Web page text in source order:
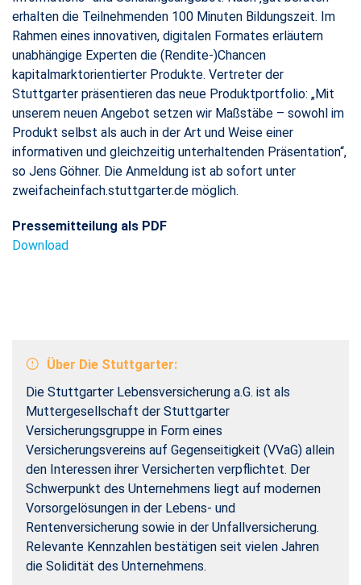
erhalten die Teilnehmenden 100 Minuten Bildungszeit. Im
Rahmen eines innovativen, digitalen Formates erläutern
unabhängige Experten die (Rendite-)Chancen
kapitalmarktorientierter Produkte. Vertreter der
Stuttgarter präsentieren das neue Produktportfolio: „Mit
unserem neuen Angebot setzen wir Maßstäbe – sowohl im
Produkt selbst als auch in der Art und Weise einer
informativen und gleichzeitig unterhaltenden Präsentation“,
so Jens Göhner. Die Anmeldung ist ab sofort unter
zweifacheinfach.stuttgarter.de möglich.
Pressemitteilung als PDF
Download
Über Die Stuttgarter:
Die Stuttgarter Lebensversicherung a.G. ist als
Muttergesellschaft der Stuttgarter
Versicherungsgruppe in Form eines
Versicherungsvereins auf Gegenseitigkeit (VVaG) allein
den Interessen ihrer Versicherten verpflichtet. Der
Schwerpunkt des Unternehmens liegt auf modernen
Vorsorgelösungen in der Lebens- und
Rentenversicherung sowie in der Unfallversicherung.
Relevante Kennzahlen bestätigen seit vielen Jahren
die Solidität des Unternehmens.